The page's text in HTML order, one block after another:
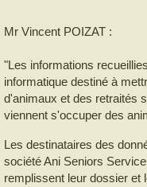
Mr Vincent POIZAT :
"Les informations
informatique destiné à
d'animaux et des retraités
viennent s'occuper des
Les destinataires des
société Ani Seniors
remplissent leur dossier et